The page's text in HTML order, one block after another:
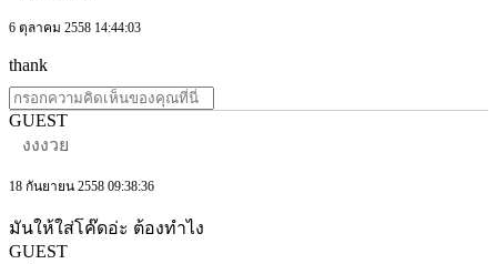
6 ตุลาคม 2558 14:44:03
thank
GUEST
งงงวย
18 กันยายน 2558 09:38:36
มันให้ใส่โค๊ดอ่ะ ต้องทำไง
GUEST